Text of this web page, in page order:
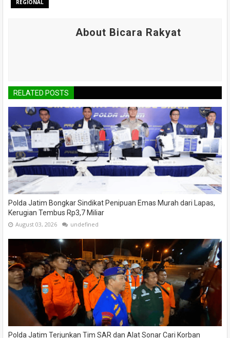
REGIONAL
About Bicara Rakyat
RELATED POSTS
Polda Jatim Bongkar Sindikat Penipuan Emas Murah dari Lapas,
Kerugian Tembus Rp3,7 Miliar
August 03, 2026 undefined
Polda Jatim Terjunkan Tim SAR dan Alat Sonar Cari Korban